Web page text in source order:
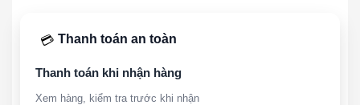
💳 Thanh toán an toàn
Thanh toán khi nhận hàng
Xem hàng, kiểm tra trước khi nhận